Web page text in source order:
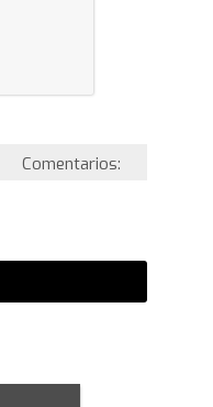
Comentarios: